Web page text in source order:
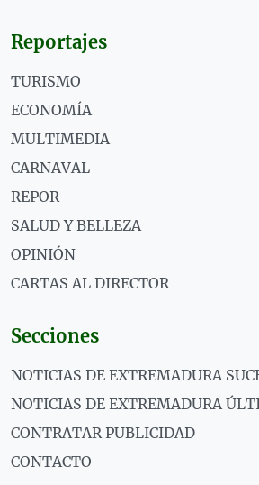
Reportajes
TURISMO
ECONOMÍA
MULTIMEDIA
CARNAVAL
REPOR
SALUD Y BELLEZA
OPINIÓN
CARTAS AL DIRECTOR
Secciones
NOTICIAS DE EXTREMADURA
NOTICIAS DE EXTREMADURA
CONTRATAR PUBLICIDAD
CONTACTO